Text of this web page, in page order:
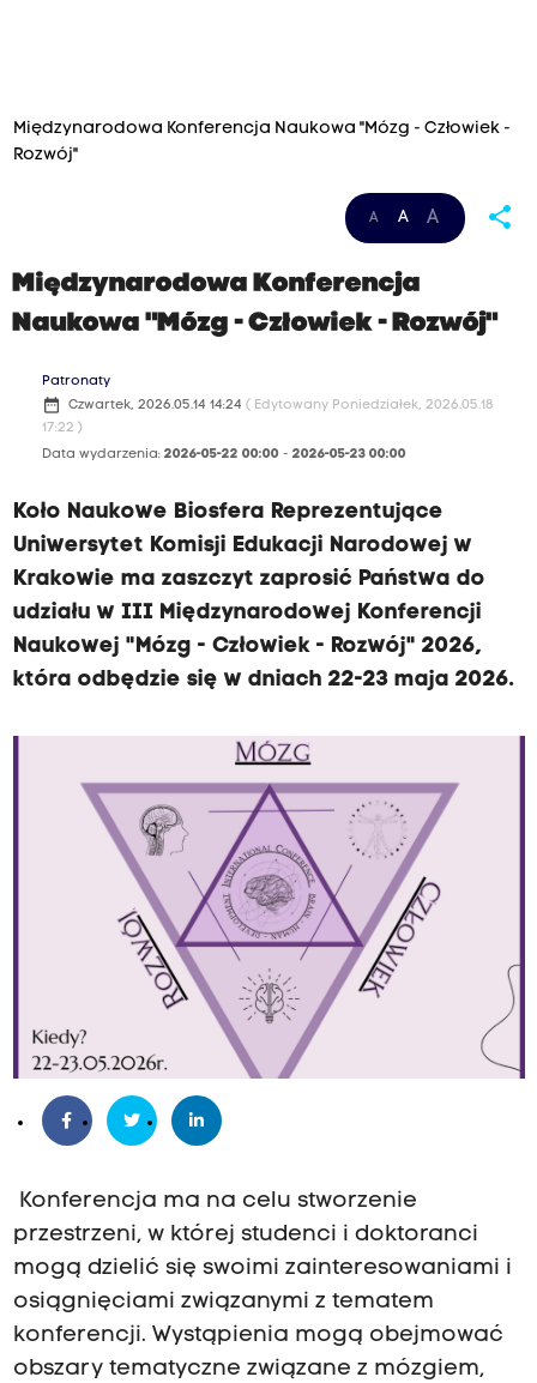
Międzynarodowa Konferencja Naukowa "Mózg - Człowiek -
Rozwój"
A A A share
Międzynarodowa Konferencja
Naukowa "Mózg - Człowiek - Rozwój"
Patronaty
date_range Czwartek, 2026.05.14 14:24 ( Edytowany Poniedziałek, 2026.05.18
17:22 )
Data wydarzenia: 2026-05-22 00:00- 2026-05-23 00:00
Koło Naukowe Biosfera Reprezentujące
Uniwersytet Komisji Edukacji Narodowej w
Krakowie ma zaszczyt zaprosić Państwa do
udziału w III Międzynarodowej Konferencji
Naukowej "Mózg - Człowiek - Rozwój" 2026,
która odbędzie się w dniach 22-23 maja 2026.
Konferencja ma na celu stworzenie
przestrzeni, w której studenci i doktoranci
mogą dzielić się swoimi zainteresowaniami i
osiągnięciami związanymi z tematem
konferencji. Wystąpienia mogą obejmować
obszary tematyczne związane z mózgiem,